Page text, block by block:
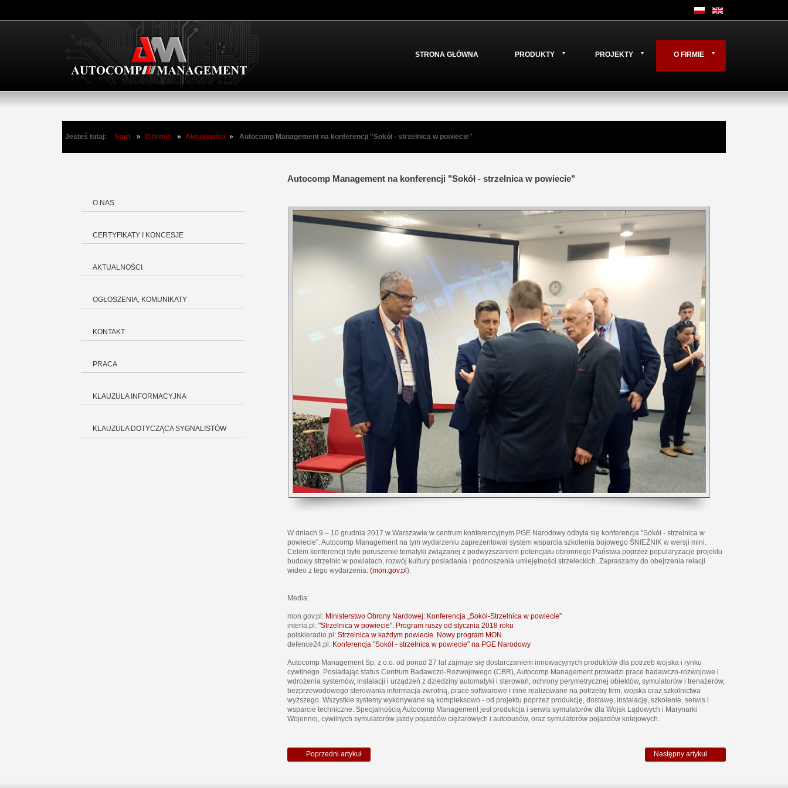
STRONA GŁÓWNA PRODUKTY PROJEKTY O FIRMIE
Jesteś tutaj: Start » O firmie » Aktualności » Autocomp Management na konferencji "Sokół - strzelnica w powiecie"
O NAS
CERTYFIKATY I KONCESJE
AKTUALNOŚCI
OGŁOSZENIA, KOMUNIKATY
KONTAKT
PRACA
KLAUZULA INFORMACYJNA
KLAUZULA DOTYCZĄCA SYGNALISTÓW
Autocomp Management na konferencji "Sokół - strzelnica w powiecie"
W dniach 9 – 10 grudnia 2017 w Warszawie w centrum konferencyjnym PGE Narodowy odbyła się konferencja "Sokół - strzelnica w
powiecie". Autocomp Management na tym wydarzeniu zaprezentował system wsparcia szkolenia bojowego ŚNIEŻNIK w wersji mini.
Celem konferencji było poruszenie tematyki związanej z podwyższaniem potencjału obronnego Państwa poprzez popularyzacje projektu
budowy strzelnic w powiatach, rozwój kultury posiadania i podnoszenia umiejętności strzeleckich. Zapraszamy do obejrzenia relacji
wideo z tego wydarzenia: (mon.gov.pl).
Media:
mon.gov.pl: Ministerstwo Obrony Nardowej: Konferencja „Sokół-Strzelnica w powiecie”
interia.pl: "Strzelnica w powiecie". Program ruszy od stycznia 2018 roku
polskieradio.pl: Strzelnica w każdym powiecie. Nowy program MON
defence24.pl: Konferencja "Sokół - strzelnica w powiecie" na PGE Narodowy
Autocomp Management Sp. z o.o. od ponad 27 lat zajmuje się dostarczaniem innowacyjnych produktów dla potrzeb wojska i rynku
cywilnego. Posiadając status Centrum Badawczo-Rozwojowego (CBR), Autocomp Management prowadzi prace badawczo-rozwojowe i
wdrożenia systemów, instalacji i urządzeń z dziedziny automatyki i sterowań, ochrony perymetrycznej obiektów, symulatorów i trenażerów,
bezprzewodowego sterowania informacja zwrotną, prace softwarowe i inne realizowane na potrzeby firm, wojska oraz szkolnictwa
wyższego. Wszystkie systemy wykonywane są kompleksowo - od projektu poprzez produkcję, dostawę, instalację, szkolenie, serwis i
wsparcie techniczne. Specjalnością Autocomp Management jest produkcja i serwis symulatorów dla Wojsk Lądowych i Marynarki
Wojennej, cywilnych symulatorów jazdy pojazdów ciężarowych i autobusów, oraz symulatorów pojazdów kolejowych.
Poprzedni artykuł Następny artykuł